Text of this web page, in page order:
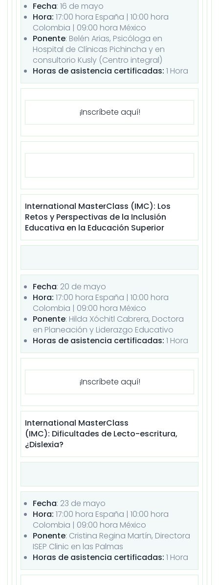
Fecha: 16 de mayo
Hora: 17:00 hora España | 10:00 hora
Colombia | 09:00 hora México
Ponente: Belén Arias, Psicóloga en
Hospital de Clínicas Pichincha y en
consultorio Kusly (Centro integral)
Horas de asistencia certificadas: 1 Hora
¡Inscríbete aquí!
International MasterClass (IMC): Los
Retos y Perspectivas de la Inclusión
Educativa en la Educación Superior
Fecha: 20 de mayo
Hora: 17:00 hora España | 10:00 hora
Colombia | 09:00 hora México
Ponente: Hilda Xóchitl Cabrera, Doctora
en Planeación y Liderazgo Educativo
Horas de asistencia certificadas: 1 Hora
¡Inscríbete aquí!
International MasterClass
(IMC): Dificultades de Lecto-escritura,
¿Dislexia?
Fecha: 23 de mayo
Hora: 17:00 hora España | 10:00 hora
Colombia | 09:00 hora México
Ponente: Cristina Regina Martín, Directora
ISEP Clinic en las Palmas
Horas de asistencia certificadas: 1 Hora